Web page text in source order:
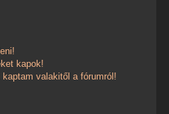
kapok!
valakitől a fórumról!